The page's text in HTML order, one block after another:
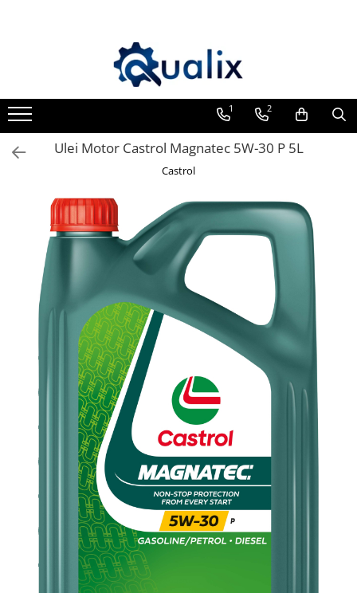
Adblue
Antigel
Solutii Parbriz
Aditivi AdBlue
Aditivi Ulei
Adtitivi combustibil
Soluții de Curățare
Curățare DPF
Adaptoare LED
Anulatoare eoare LED
Auxiliare Halogen
Auxiliare LED
Halogen
LED Omologat RAR
Xenon
Echipamente Service
Compresoare portabile
1 2
Ulei Motor Castrol Magnatec 5W-30 P 5L
Castrol